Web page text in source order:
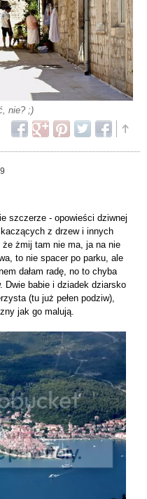
nie? ;)
szczerze - opowieści dziwnej
z drzew i innych
żmij tam nie ma, ja na nie
to nie spacer po parku, ale
dałam radę, no to chyba
Dwie babie i dziadek dziarsko
(tu już pełen podziw),
jak go malują.